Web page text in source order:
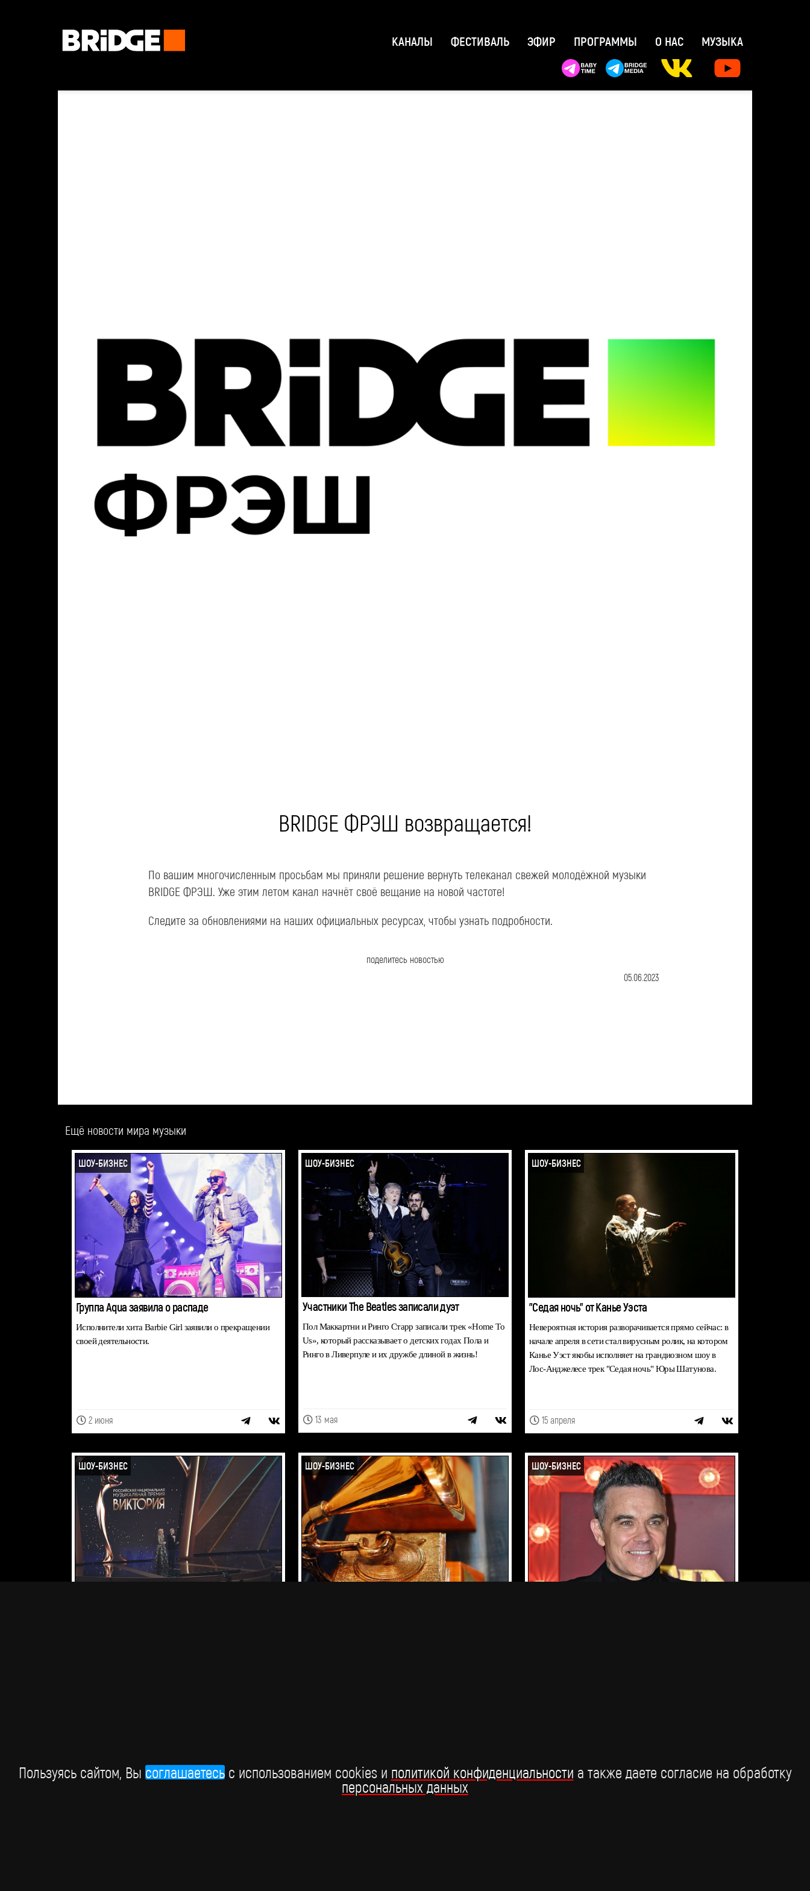
Пользуясь сайтом, Вы соглашаетесьc использованием cookies и политикой конфиденциальности а также даете согласие на обработку
персональных данных
КАНАЛЫ ФЕСТИВАЛЬ ЭФИР ПРОГРАММЫ О НАС МУЗЫКА
BRIDGE ФРЭШ возвращается!
По вашим многочисленным просьбам мы приняли решение вернуть телеканал свежей молодёжной музыки
BRIDGE ФРЭШ. Уже этим летом канал начнёт своё вещание на новой частоте!
Следите за обновлениями на наших официальных ресурсах, чтобы узнать подробности.
поделитесь новостью
05.06.2023
Ещё новости мира музыки
ШОУ-БИЗНЕС
Группа Aqua заявила о распаде
Исполнители хита Barbie Girl заявили о прекращении
своей деятельности.
2 июня
ШОУ-БИЗНЕС
Участники The Beatles записали дуэт
Пол Маккартни и Ринго Старр записали трек «Home To
Us», который рассказывает о детских годах Пола и
Ринго в Ливерпуле и их дружбе длиной в жизнь!
13 мая
ШОУ-БИЗНЕС
"Седая ночь" от Канье Уэста
Невероятная история разворачивается прямо сейчас: в
начале апреля в сети стал вирусным ролик, на котором
Канье Уэст якобы исполняет на грандиозном шоу в
Лос-Анджелесе трек "Седая ночь" Юры Шатунова.
15 апреля
ШОУ-БИЗНЕС ШОУ-БИЗНЕС ШОУ-БИЗНЕС